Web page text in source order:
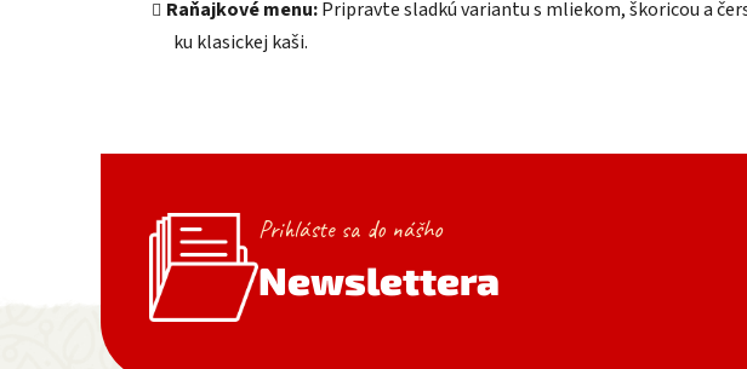
Raňajkové menu:Pripravte sladkú variantu s mliekom, škoricou a
ku klasickej kaši.
Prihláste sa do nášho
Newslettera
Zápätie